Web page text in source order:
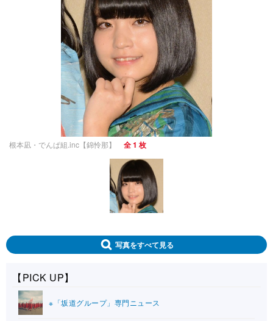
根本凪・でんぱ組.inc【錦怜那】 全 1 枚
写真をすべて見る
【PICK UP】
※「坂道グループ」専門ニュース